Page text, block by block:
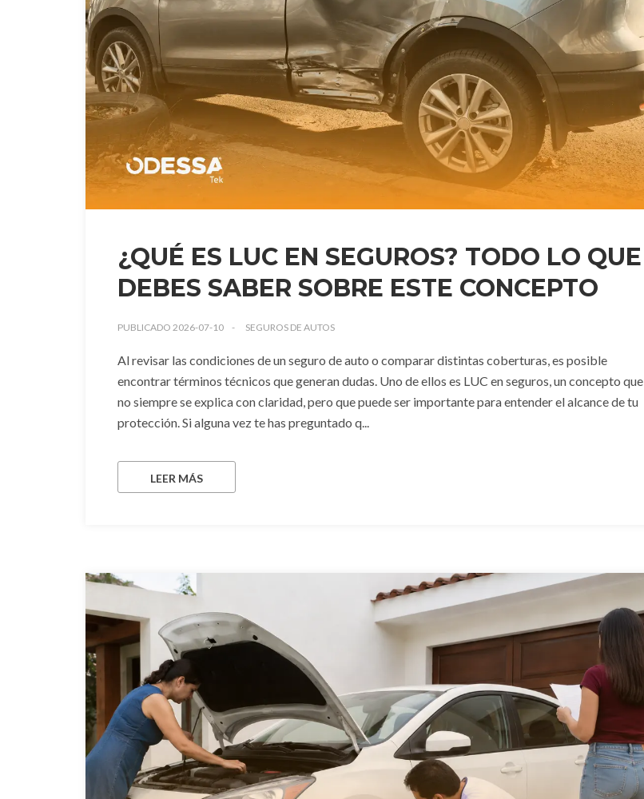
¿QUÉ ES LUC EN SEGUROS? TODO LO QUE
DEBES SABER SOBRE ESTE CONCEPTO
PUBLICADO 2026-07-10 SEGUROS DE AUTOS
Al revisar las condiciones de un seguro de auto o comparar distintas coberturas, es posible
encontrar términos técnicos que generan dudas. Uno de ellos es LUC en seguros, un concepto que
no siempre se explica con claridad, pero que puede ser importante para entender el alcance de tu
protección. Si alguna vez te has preguntado q...
LEER MÁS